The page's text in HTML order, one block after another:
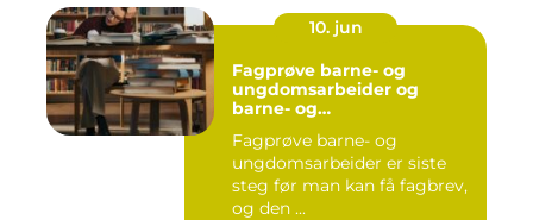
10. jun
Fagprøve barne- og
ungdomsarbeider og
barne- og
– veien til fagbrev
Fagprøve barne- og
ungdomsarbeider er siste
steg før man kan få fagbrev,
og den ...